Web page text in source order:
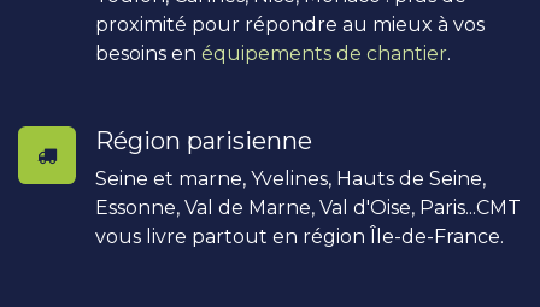
proximité pour répondre au mieux à vos
besoins en équipements de chantier.
Région parisienne
Seine et marne, Yvelines, Hauts de Seine,
Essonne, Val de Marne, Val d'Oise, Paris...CMT
vous livre partout en région Île-de-France.